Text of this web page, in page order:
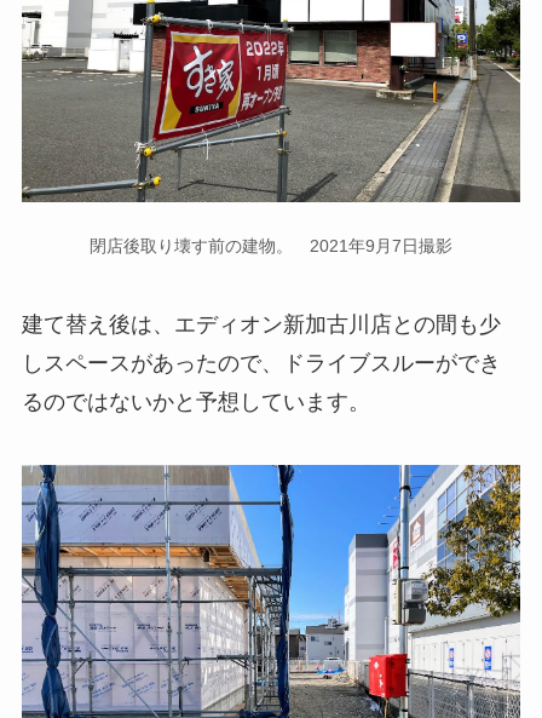
閉店後取り壊す前の建物。 2021年9月7日撮影
建て替え後は、エディオン新加古川店との間も少
しスペースがあったので、ドライブスルーができ
るのではないかと予想しています。